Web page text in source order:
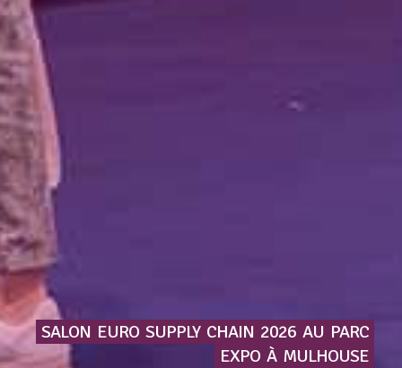
SALON EURO SUPPLY CHAIN 2026 AU PARC
EXPO À MULHOUSE